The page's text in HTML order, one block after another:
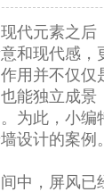
代元素之后
和现代感，
用并不仅仅
能独立成景
为此，小编
设计的案例。
中，屏风已